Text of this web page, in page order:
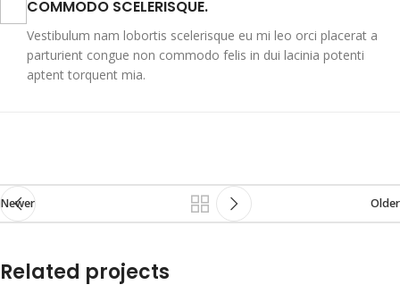
COMMODO SCELERISQUE.
Vestibulum nam lobortis scelerisque eu mi leo orci placerat a
parturient congue non commodo felis in dui lacinia potenti
aptent torquent mia.
Newer Older
Related projects